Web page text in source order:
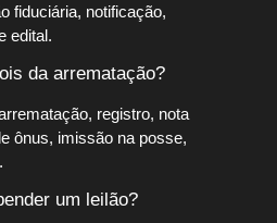
fiduciária, notificação,
edital.
da arrematação?
registro, nota
ônus, imissão na posse,
um leilão?